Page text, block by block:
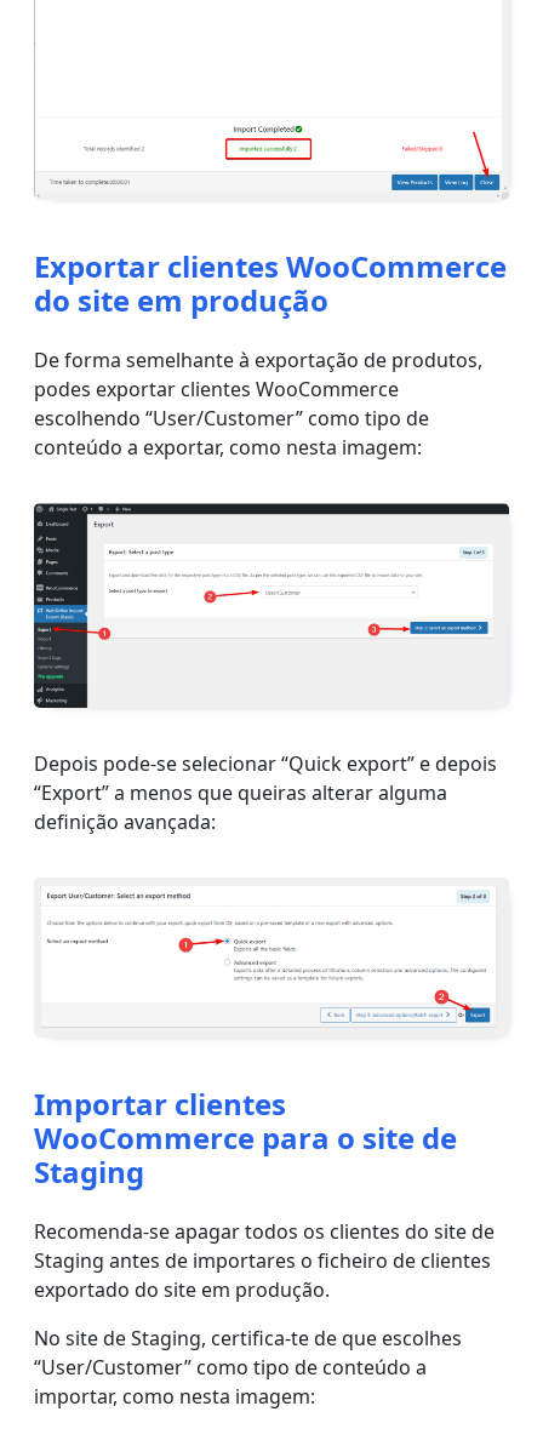
Exportar clientes WooCommerce
do site em produção
De forma semelhante à exportação de produtos,
podes exportar clientes WooCommerce
escolhendo “User/Customer” como tipo de
conteúdo a exportar, como nesta imagem:
Depois pode-se selecionar “Quick export” e depois
“Export” a menos que queiras alterar alguma
definição avançada:
Importar clientes
WooCommerce para o site de
Staging
Recomenda-se apagar todos os clientes do site de
Staging antes de importares o ficheiro de clientes
exportado do site em produção.
No site de Staging, certifica-te de que escolhes
“User/Customer” como tipo de conteúdo a
importar, como nesta imagem: